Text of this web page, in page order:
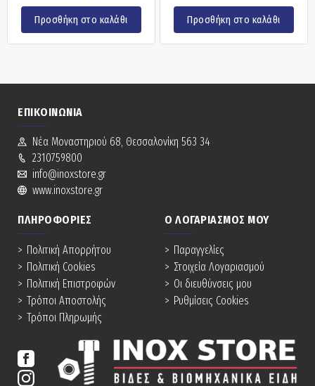
Προσθήκη στο καλάθι Προσθήκη στο καλάθι
ΕΠΙΚΟΙΝΩΝΊΑ
Νέα Mοναστηριού 68, Θεσσαλονίκη 563 34
2310759800
info@inoxstore.gr
www.inoxstore.gr
ΠΛΗΡΟΦΟΡΊΕΣ
Πολιτική Απορρήτου
Πολιτική Cookies
Πολιτική Επιστροφών
Τρόποι Αποστολής
Τρόποι Πληρωμής
Ο ΛΟΓΑΡΙΑΣΜΌΣ ΜΟΥ
Παραγγελίες
Στοιχεία Λογαριασμού
Οι διευθύνσεις μου
Ρυθμίσεις Cookies